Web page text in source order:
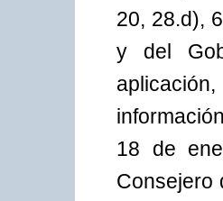
20, 28.d),
y del
18 de
Consejero